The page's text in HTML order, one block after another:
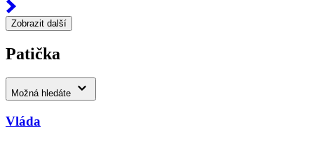
Zobrazit další
Patička
Možná hledáte
Vláda